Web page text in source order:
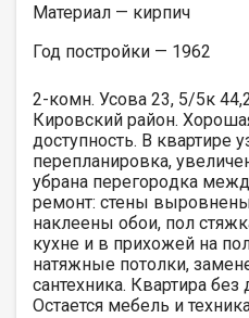
Материал — кирпич
Год постройки — 1962
2-комн. Усова 23, 5/5к
Кировский район.
доступность. В квартиpe
пеpепланировка,
убpанa пepегopoдкa
ремонт: стены
наклеены обои, пол
кухне и в прихожей на
натяжные потолки,
сантехника. Квартира
Остается мебель и